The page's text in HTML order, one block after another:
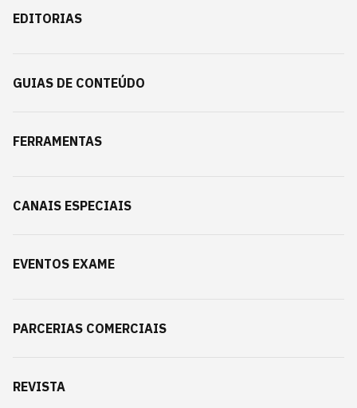
EDITORIAS
GUIAS DE CONTEÚDO
FERRAMENTAS
CANAIS ESPECIAIS
EVENTOS EXAME
PARCERIAS COMERCIAIS
REVISTA